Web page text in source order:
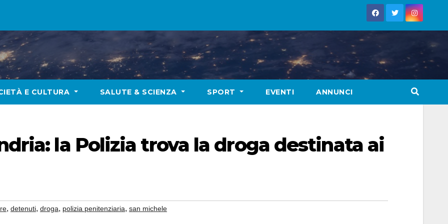
E CULTURA SALUTE & SCIENZA SPORT EVENTI ANNUNCI
la Polizia trova la droga destinata ai
, detenuti, droga, polizia penitenziaria, san michele